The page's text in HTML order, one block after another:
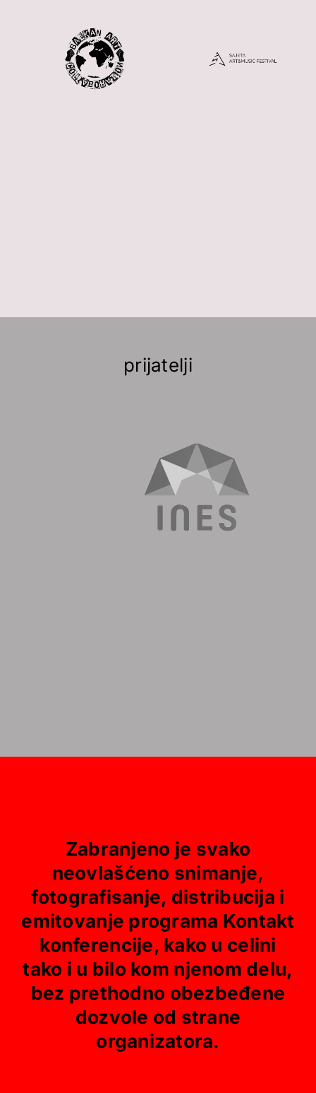
prijatelji
Zabranjeno je svako
neovlašćeno snimanje,
fotografisanje, distribucija i
emitovanje programa Kontakt
konferencije, kako u celini
tako i u bilo kom njenom delu,
bez prethodno obezbeđene
dozvole od strane
organizatora.